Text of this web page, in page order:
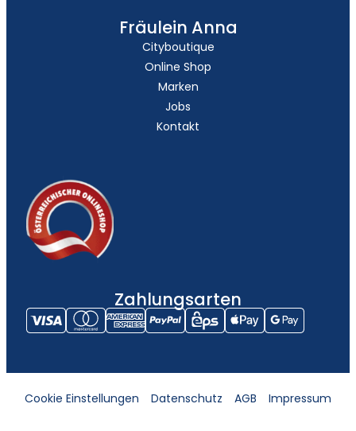
Fräulein Anna
Cityboutique
Online Shop
Marken
Jobs
Kontakt
Zahlungsarten
Cookie Einstellungen Datenschutz AGB Impressum